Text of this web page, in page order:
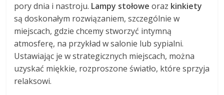
pory dnia i nastroju. Lampy stołowe oraz kinkiety
są doskonałym rozwiązaniem, szczególnie w
miejscach, gdzie chcemy stworzyć intymną
atmosferę, na przykład w salonie lub sypialni.
Ustawiając je w strategicznych miejscach, można
uzyskać miękkie, rozproszone światło, które sprzyja
relaksowi.